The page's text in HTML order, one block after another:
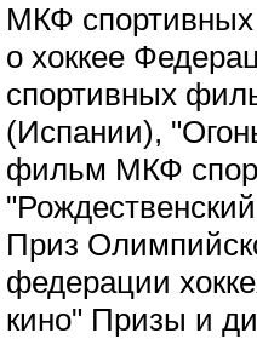
МКФ
о хоккее
спортивных
(Испании),
фильм МКФ
Приз
федерации
кино" Призы и